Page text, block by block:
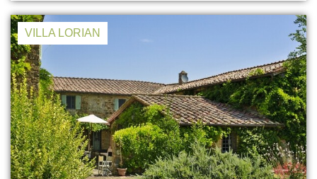
VILLA LORIAN